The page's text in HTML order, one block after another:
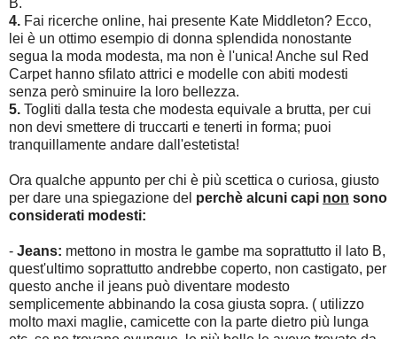
B.
4. Fai ricerche online, hai presente Kate Middleton? Ecco,
lei è un ottimo esempio di donna splendida nonostante
segua la moda modesta, ma non è l'unica! Anche sul Red
Carpet hanno sfilato attrici e modelle con abiti modesti
senza però sminuire la loro bellezza.
5. Togliti dalla testa che modesta equivale a brutta, per cui
non devi smettere di truccarti e tenerti in forma; puoi
tranquillamente andare dall'estetista!
Ora qualche appunto per chi è più scettica o curiosa, giusto
per dare una spiegazione del perchè alcuni capi non sono
considerati modesti:
- Jeans: mettono in mostra le gambe ma soprattutto il lato B,
quest'ultimo soprattutto andrebbe coperto, non castigato, per
questo anche il jeans può diventare modesto
semplicemente abbinando la cosa giusta sopra. ( utilizzo
molto maxi maglie, camicette con la parte dietro più lunga